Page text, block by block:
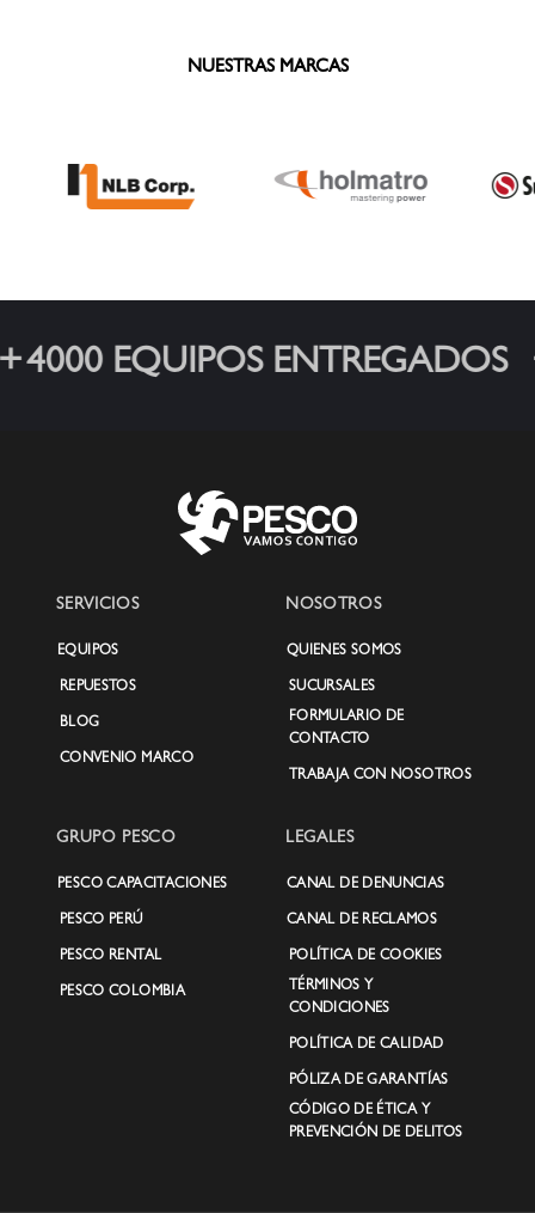
hatz de eficacia ampliamenteNUESTRAS MARCAS
4000 EQUIPOS ENTREGADOS
SERVICIOS
EQUIPOS
REPUESTOS
BLOG
CONVENIO MARCO
NOSOTROS
QUIENES SOMOS
SUCURSALES
FORMULARIO DE
CONTACTO
TRABAJA CON NOSOTROS
GRUPO PESCO
PESCO CAPACITACIONES
PESCO PERÚ
PESCO RENTAL
PESCO COLOMBIA
LEGALES
CANAL DE DENUNCIAS
CANAL DE RECLAMOS
POLÍTICA DE COOKIES
TÉRMINOS Y
CONDICIONES
POLÍTICA DE CALIDAD
PÓLIZA DE GARANTÍAS
CÓDIGO DE ÉTICA Y
PREVENCIÓN DE DELITOS